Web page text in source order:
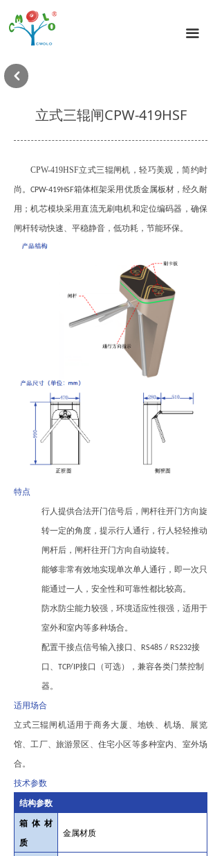
끀
首页
闸机分类
闸机方案
闸机案例
新闻动态
闸机技术
关于我们
联系我们
立式三辊闸CPW-419HSF
CPW-419HSF立式三辊闸机，轻巧美观，简约时
尚。CPW-419HSF箱体框架采用优质金属板材，经久耐
用；机芯模块采用直流无刷电机和定位编码器，确保
闸杆转动快速、平稳静音，低功耗，节能环保。
特点
行人提供合法开门信号后，闸杆往开门方向旋
转一定的角度，提示行人通行，行人轻轻推动
闸杆后，闸杆往开门方向自动旋转。
能够非常有效地实现单次单人通行，即一次只
能通过一人，安全性和可靠性都比较高。
防水防尘能力较强，环境适应性很强，适用于
室外和室内等多种场合。
配置干接点信号输入接口、RS485 / RS232接
口、TCP/IP接口（可选），兼容各类门禁控制
器。
适用场合
立式三辊闸机适用于商务大厦、地铁、机场、展览
馆、工厂、旅游景区、住宅小区等多种室内、室外场
合。
技术参数
结构参数
箱体材
质
金属材质
낒